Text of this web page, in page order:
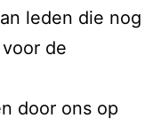
leden die nog
de
door ons op